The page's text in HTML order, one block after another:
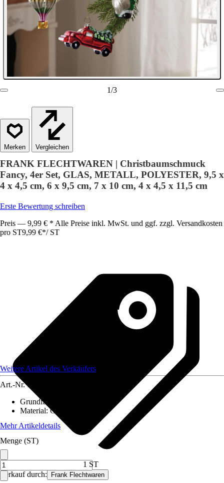
1/3
Vergleichen
FRANK FLECHTWAREN | Christbaumschmuck
Fancy, 4er Set, GLAS, METALL, POLYESTER, 9,5 x
4 x 4,5 cm, 6 x 9,5 cm, 7 x 10 cm, 4 x 4,5 x 11,5 cm
Erste Bewertung schreiben
Preis — 9,99 € * Alle Preise inkl. MwSt. und ggf. zzgl. Versandkosten
pro ST9,99 €*/ ST
Verkauf durch: Frank Flechtwaren
Weitere Artikel des Verkäufers
Art.-Nr. 12584012
Grundfarbe
Material:Glas
Mehr Artikeldetails
Menge (ST)
1 ST